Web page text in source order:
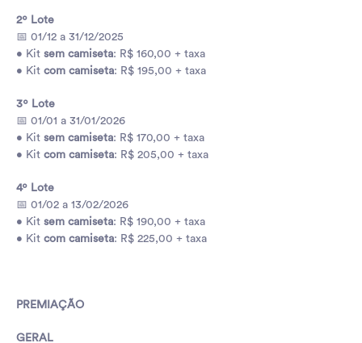
2º Lote
📅 01/12 a 31/12/2025
• Kit sem camiseta: R$ 160,00 + taxa
• Kit com camiseta: R$ 195,00 + taxa
3º Lote
📅 01/01 a 31/01/2026
• Kit sem camiseta: R$ 170,00 + taxa
• Kit com camiseta: R$ 205,00 + taxa
4º Lote
📅 01/02 a 13/02/2026
• Kit sem camiseta: R$ 190,00 + taxa
• Kit com camiseta: R$ 225,00 + taxa
PREMIAÇÃO
GERAL